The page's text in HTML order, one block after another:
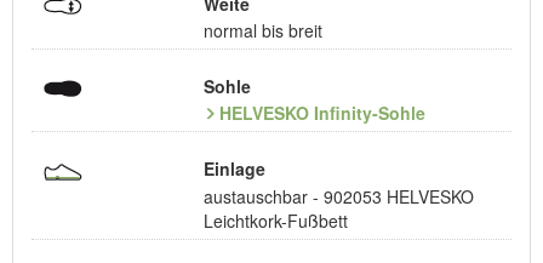
normal bis breit
Sohle
HELVESKO Infinity-Sohle
Einlage
austauschbar - 902053 HELVESKO
Leichtkork-Fußbett